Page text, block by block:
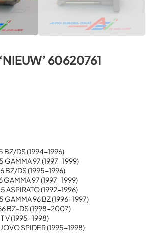
60620761
BZ/DS (1994-1996)
GAMMA 97 (1997-1999)
BZ/DS (1995-1996)
GAMMA 97 (1997-1999)
ASPIRATO (1992-1996)
GAMMA 96 BZ (1996-1997)
BZ-DS (1998-2007)
V (1995-1998)
SPIDER (1995-1998)